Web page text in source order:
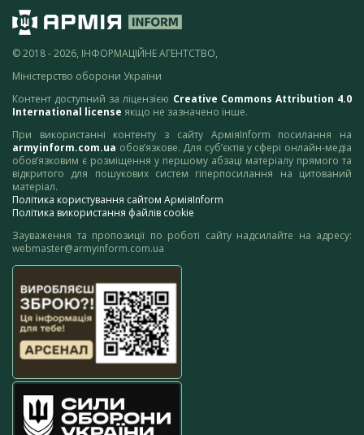
© 2018 - 2026, ІНФОРМАЦІЙНЕ АГЕНТСТВО,
Міністерство оборони України
Контент доступний за ліцензією Creative Commons Attribution 4.0
International license якщо не зазначено інше.
При використанні контенту з сайту АрміяInform посилання на
armyinform.com.ua обов’язкове. Для суб’єктів у сфері онлайн-медіа
обов’язковим є розміщення у першому абзаці матеріалу прямого та
відкритого для пошукових систем гіперпосилання на цитований
матеріал.
Політика користування сайтом АрміяInform
Політика використання файлів cookie
Зауваження та пропозиції по роботі сайту надсилайте на адресу:
webmaster@armyinform.com.ua